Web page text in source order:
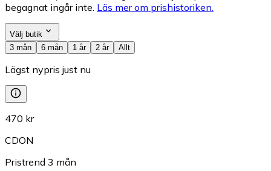
begagnat ingår inte. Läs mer om prishistoriken.
Välj butik
3 mån
6 mån 1 år 2 år Allt
Lägst nypris just nu
470 kr
CDON
Pristrend 3 mån